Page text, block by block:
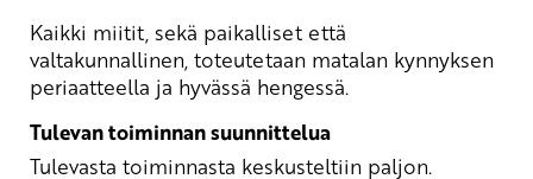
Kaikki miitit, sekä paikalliset että
valtakunnallinen, toteutetaan matalan kynnyksen
periaatteella ja hyvässä hengessä.
Tulevan toiminnan suunnittelua
Tulevasta toiminnasta keskusteltiin paljon.